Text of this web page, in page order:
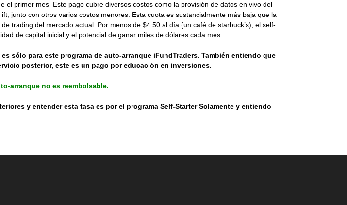
primer mes. Este pago cubre diversos costos como la provisión de datos en vivo del
junto con otros varios costos menores. Esta cuota es sustancialmente más baja que la
trading del mercado actual. Por menos de $4.50 al día (un café de starbuck’s), el self-
de capital inicial y el potencial de ganar miles de dólares cada mes.
sólo para este programa de auto-arranque iFundTraders. También entiendo que
posterior, este es un pago por educación en inversiones.
arranque no es reembolsable.
y entender esta tasa es por el programa Self-Starter Solamente y entiendo